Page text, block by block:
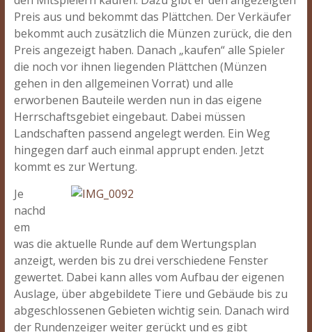
Preis aus und bekommt das Plättchen. Der Verkäufer
bekommt auch zusätzlich die Münzen zurück, die den
Preis angezeigt haben. Danach „kaufen“ alle Spieler
die noch vor ihnen liegenden Plättchen (Münzen
gehen in den allgemeinen Vorrat) und alle
erworbenen Bauteile werden nun in das eigene
Herrschaftsgebiet eingebaut. Dabei müssen
Landschaften passend angelegt werden. Ein Weg
hingegen darf auch einmal apprupt enden. Jetzt
kommt es zur Wertung.
Je
nachd
em
was die aktuelle Runde auf dem Wertungsplan
anzeigt, werden bis zu drei verschiedene Fenster
gewertet. Dabei kann alles vom Aufbau der eigenen
Auslage, über abgebildete Tiere und Gebäude bis zu
abgeschlossenen Gebieten wichtig sein. Danach wird
der Rundenzeiger weiter gerückt und es gibt